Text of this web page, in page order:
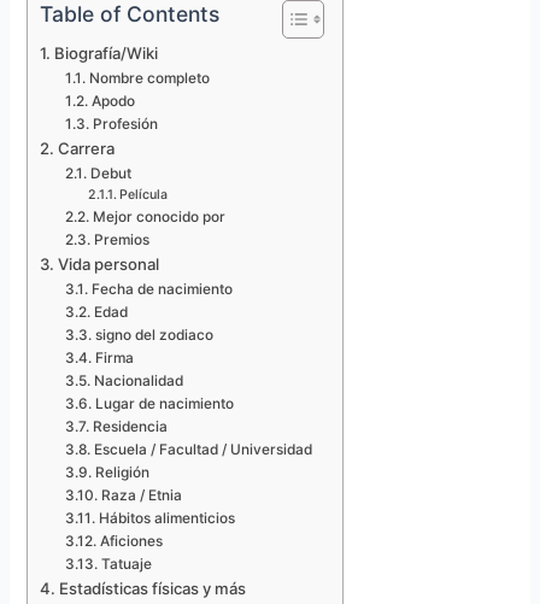
Table of Contents
Biografía/Wiki
Nombre completo
Apodo
Profesión
Carrera
Debut
Película
Mejor conocido por
Premios
Vida personal
Fecha de nacimiento
Edad
signo del zodiaco
Firma
Nacionalidad
Lugar de nacimiento
Residencia
Escuela / Facultad / Universidad
Religión
Raza / Etnia
Hábitos alimenticios
Aficiones
Tatuaje
Estadísticas físicas y más